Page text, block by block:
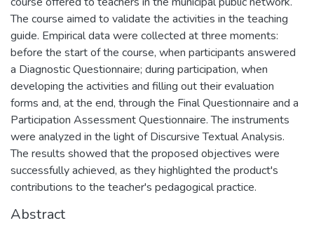
The course aimed to validate the activities in the teaching
guide. Empirical data were collected at three moments:
before the start of the course, when participants answered
a Diagnostic Questionnaire; during participation, when
developing the activities and filling out their evaluation
forms and, at the end, through the Final Questionnaire and a
Participation Assessment Questionnaire. The instruments
were analyzed in the light of Discursive Textual Analysis.
The results showed that the proposed objectives were
successfully achieved, as they highlighted the product's
contributions to the teacher's pedagogical practice.
Abstract